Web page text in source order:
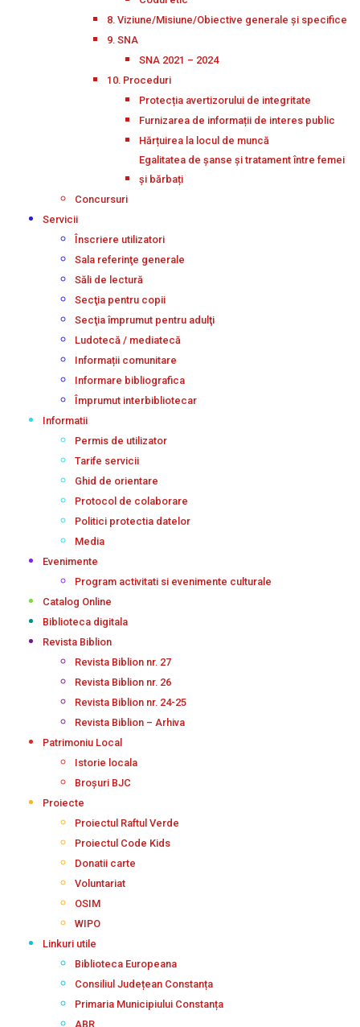
8. Viziune/Misiune/Obiective generale și specifice
9. SNA
SNA 2021 – 2024
10. Proceduri
Protecția avertizorului de integritate
Furnizarea de informații de interes public
Hărțuirea la locul de muncă
Egalitatea de șanse și tratament între femei
și bărbați
Concursuri
Servicii
Înscriere utilizatori
Sala referinţe generale
Săli de lectură
Secţia pentru copii
Secţia împrumut pentru adulţi
Ludotecă / mediatecă
Informații comunitare
Informare bibliografica
Împrumut interbibliotecar
Informatii
Permis de utilizator
Tarife servicii
Ghid de orientare
Protocol de colaborare
Politici protectia datelor
Media
Evenimente
Program activitati si evenimente culturale
Catalog Online
Biblioteca digitala
Revista Biblion
Revista Biblion nr. 27
Revista Biblion nr. 26
Revista Biblion nr. 24-25
Revista Biblion – Arhiva
Patrimoniu Local
Istorie locala
Broșuri BJC
Proiecte
Proiectul Raftul Verde
Proiectul Code Kids
Donatii carte
Voluntariat
OSIM
WIPO
Linkuri utile
Biblioteca Europeana
Consiliul Județean Constanța
Primaria Municipiului Constanța
ABR